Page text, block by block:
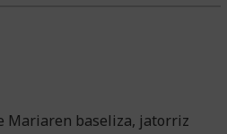
Mariaren baseliza, jatorriz